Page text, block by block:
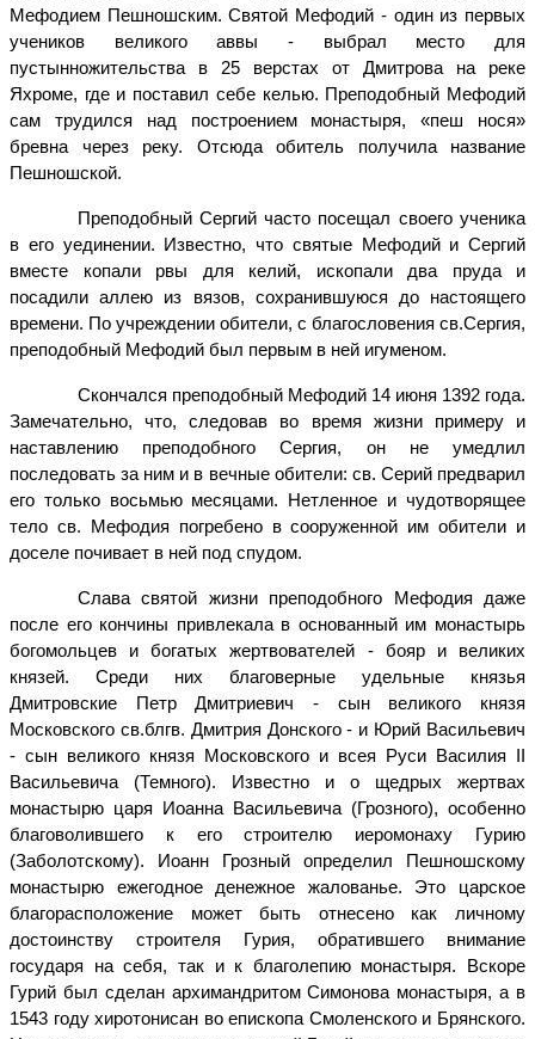
Мефодием Пешношским. Святой Мефодий - один из первых
учеников великого аввы - выбрал место для
пустынножительства в 25 верстах от Дмитрова на реке
Яхроме, где и поставил себе келью. Преподобный Мефодий
сам трудился над построением монастыря, «пеш нося»
бревна через реку. Отсюда обитель получила название
Пешношской.
Преподобный Сергий часто посещал своего ученика
в его уединении. Известно, что святые Мефодий и Сергий
вместе копали рвы для келий, ископали два пруда и
посадили аллею из вязов, сохранившуюся до настоящего
времени. По учреждении обители, с благословения св.Сергия,
преподобный Мефодий был первым в ней игуменом.
Скончался преподобный Мефодий 14 июня 1392 года.
Замечательно, что, следовав во время жизни примеру и
наставлению преподобного Сергия, он не умедлил
последовать за ним и в вечные обители: св. Серий предварил
его только восьмью месяцами. Нетленное и чудотворящее
тело св. Мефодия погребено в сооруженной им обители и
доселе почивает в ней под спудом.
Слава святой жизни преподобного Мефодия даже
после его кончины привлекала в основанный им монастырь
богомольцев и богатых жертвователей - бояр и великих
князей. Среди них благоверные удельные князья
Дмитровские Петр Дмитриевич - сын великого князя
Московского св.блгв. Дмитрия Донского - и Юрий Васильевич
- сын великого князя Московского и всея Руси Василия II
Васильевича (Темного). Известно и о щедрых жертвах
монастырю царя Иоанна Васильевича (Грозного), особенно
благоволившего к его строителю иеромонаху Гурию
(Заболотскому). Иоанн Грозный определил Пешношскому
монастырю ежегодное денежное жалованье. Это царское
благорасположение может быть отнесено как личному
достоинству строителя Гурия, обратившего внимание
государя на себя, так и к благолепию монастыря. Вскоре
Гурий был сделан архимандритом Симонова монастыря, а в
1543 году хиротонисан во епископа Смоленского и Брянского.